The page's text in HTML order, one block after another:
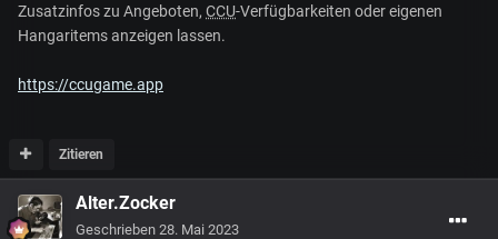
Zusatzinfos zu Angeboten, CCU-Verfügbarkeiten oder eigenen
Hangaritems anzeigen lassen.
https://ccugame.app
Zitieren
Alter.Zocker
Geschrieben 28. Mai 2023